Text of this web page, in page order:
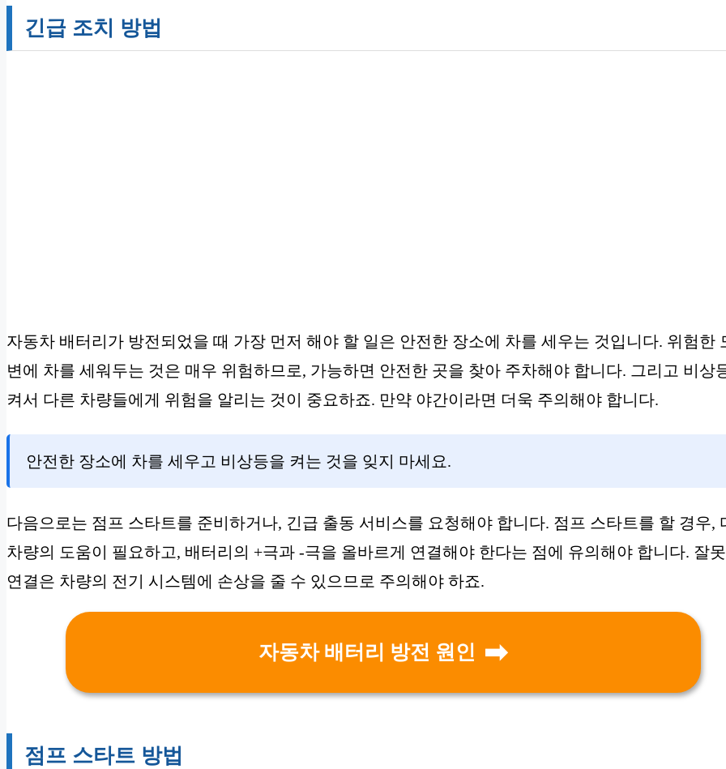
긴급 조치 방법
자동차 배터리가 방전되었을 때 가장 먼저 해야 할 일은 안전한 장소에 차를 세우는 것입니다. 위험한
변에 차를 세워두는 것은 매우 위험하므로, 가능하면 안전한 곳을 찾아 주차해야 합니다. 그리고 비상
켜서 다른 차량들에게 위험을 알리는 것이 중요하죠. 만약 야간이라면 더욱 주의해야 합니다.
안전한 장소에 차를 세우고 비상등을 켜는 것을 잊지 마세요.
다음으로는 점프 스타트를 준비하거나, 긴급 출동 서비스를 요청해야 합니다. 점프 스타트를 할 경우,
차량의 도움이 필요하고, 배터리의 +극과 -극을 올바르게 연결해야 한다는 점에 유의해야 합니다. 잘
연결은 차량의 전기 시스템에 손상을 줄 수 있으므로 주의해야 하죠.
자동차 배터리 방전 원인
점프 스타트 방법